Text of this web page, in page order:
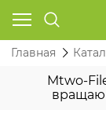
Главная
Mtwo-